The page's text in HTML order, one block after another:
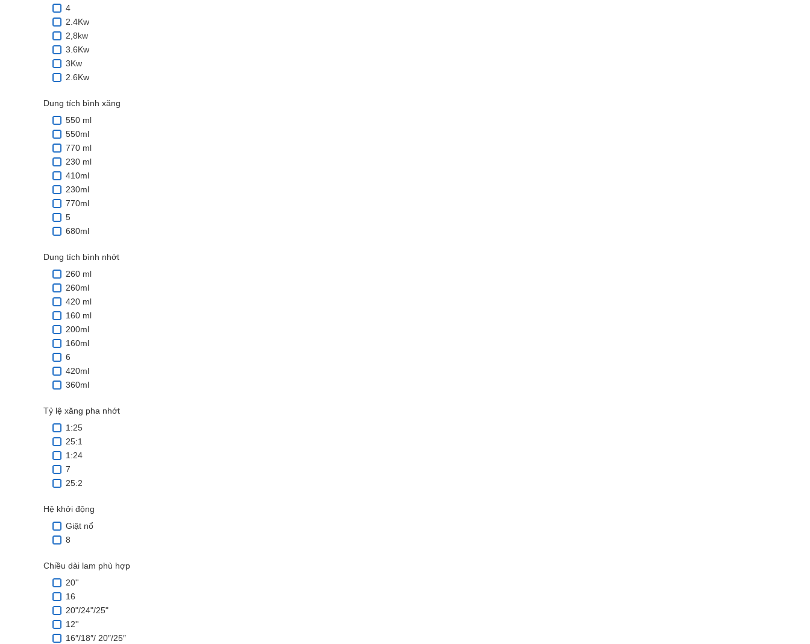
4
2.4Kw
2,8kw
3.6Kw
3Kw
2.6Kw
Dung tích bình xăng
550 ml
550ml
770 ml
230 ml
410ml
230ml
770ml
5
680ml
Dung tích bình nhớt
260 ml
260ml
420 ml
160 ml
200ml
160ml
6
420ml
360ml
Tỷ lệ xăng pha nhớt
1:25
25:1
1:24
7
25:2
Hệ khởi động
Giật nổ
8
Chiều dài lam phù hợp
20''
16
20"/24"/25"
12''
16″/18″/ 20″/25″